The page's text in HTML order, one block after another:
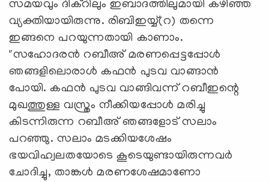
സമയവും ദിക്റിലും ഇബാദത്തിലുമായി കഴിഞ്ഞ
വ്യക്തിയായിരുന്നു. രിബിഇയ്യ്(റ) തന്നെ
ഇങ്ങനെ പറയുന്നതായി കാണാം.
"സഹോദരൻ റബീഅ് മരണപ്പെട്ടപ്പോൾ
ഞങ്ങളിലൊരാൾ കഫൻ പുടവ വാങ്ങാൻ
പോയി. കഫൻ പുടവ വാങ്ങിവന്ന് റബീഇന്റെ
മുഖത്തുള്ള വസ്ത്രം നീക്കിയപ്പോൾ മരിച്ചു
കിടന്നിരുന്ന റബീഅ് ഞങ്ങളോട് സലാം
പറഞ്ഞു. സലാം മടക്കിയശേഷം
ഭയവിഹ്വലതയോടെ കൂടെയുണ്ടായിരുന്നവർ
ചോദിച്ചു, താങ്കൾ മരണശേഷമാണോ